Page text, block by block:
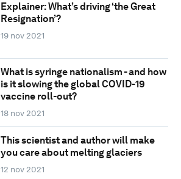
Explainer: What’s driving ‘the Great
Resignation’?
19 nov 2021
What is syringe nationalism - and how
is it slowing the global COVID-19
vaccine roll-out?
18 nov 2021
This scientist and author will make
you care about melting glaciers
12 nov 2021